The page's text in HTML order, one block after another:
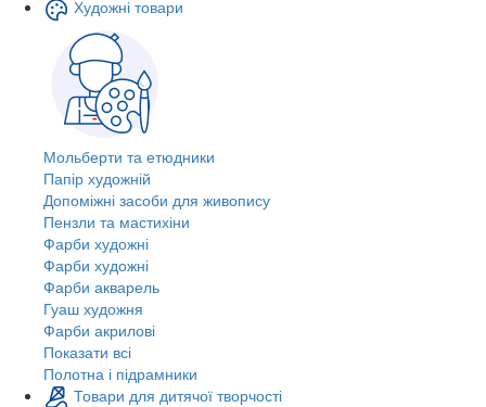
Художні товари
Мольберти та етюдники
Папір художній
Допоміжні засоби для живопису
Пензли та мастихіни
Фарби художні
Фарби художні
Фарби акварель
Гуаш художня
Фарби акрилові
Показати всі
Полотна і підрамники
Товари для дитячої творчості